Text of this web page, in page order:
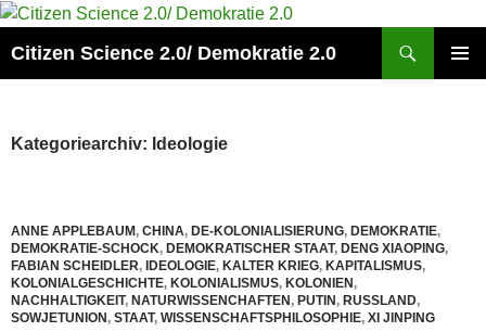
Zum
springen
Citizen Science 2.0/ Demokratie 2.0
Kategoriearchiv: Ideologie
ANNE APPLEBAUM, CHINA, DE-KOLONIALISIERUNG, DEMOKRATIE,
DEMOKRATIE-SCHOCK, DEMOKRATISCHER STAAT, DENG XIAOPING,
FABIAN SCHEIDLER, IDEOLOGIE, KALTER KRIEG, KAPITALISMUS,
KOLONIALGESCHICHTE, KOLONIALISMUS, KOLONIEN,
NACHHALTIGKEIT, NATURWISSENCHAFTEN, PUTIN, RUSSLAND,
SOWJETUNION, STAAT, WISSENSCHAFTSPHILOSOPHIE, XI JINPING